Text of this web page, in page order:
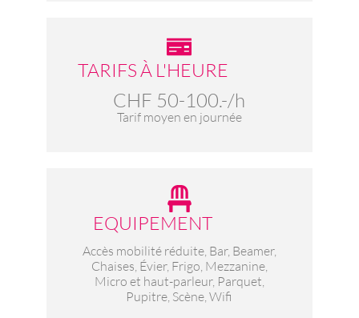
TARIFS À L'HEURE
CHF 50-100.-/h
Tarif moyen en journée
EQUIPEMENT
Accès mobilité réduite, Bar, Beamer,
Chaises, Évier, Frigo, Mezzanine,
Micro et haut-parleur, Parquet,
Pupitre, Scène, Wifi